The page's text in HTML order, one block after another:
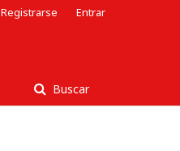
Buscar
Registrarse Entrar